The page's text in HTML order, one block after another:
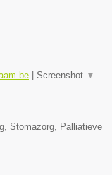
Screenshot ▼
Stomazorg, Palliatieve